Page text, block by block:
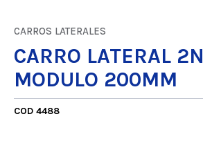
CARROS LATERALES
CARRO LATERAL 2N
MODULO 200MM
COD 4488